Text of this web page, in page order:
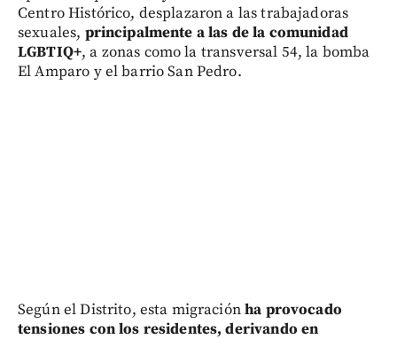
Centro Histórico, desplazaron a las trabajadoras
sexuales, principalmente a las de la comunidad
LGBTIQ+, a zonas como la transversal 54, la bomba
El Amparo y el barrio San Pedro.
Según el Distrito, esta migraciónha provocado
tensiones con los residentes, derivando en